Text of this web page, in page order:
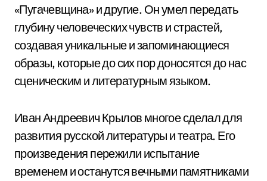
«Пугачевщина» и другие. Он умел передать
глубину человеческих чувств и страстей,
создавая уникальные и запоминающиеся
образы, которые до сих пор доносятся до нас
сценическим и литературным языком.
Иван Андреевич Крылов многое сделал для
развития русской литературы и театра. Его
произведения пережили испытание
временем и останутся вечными памятниками